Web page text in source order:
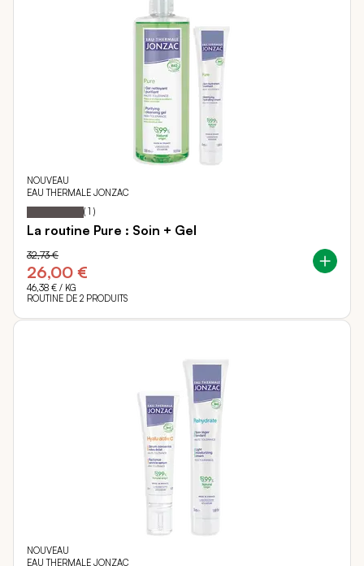
NOUVEAU
EAU THERMALE JONZAC
Notation: 100%
( 1 )
La routine Pure : Soin + Gel
26,00 €
32,73 €
46,38 € / KG
ROUTINE DE 2 PRODUITS
NOUVEAU
EAU THERMALE JONZAC